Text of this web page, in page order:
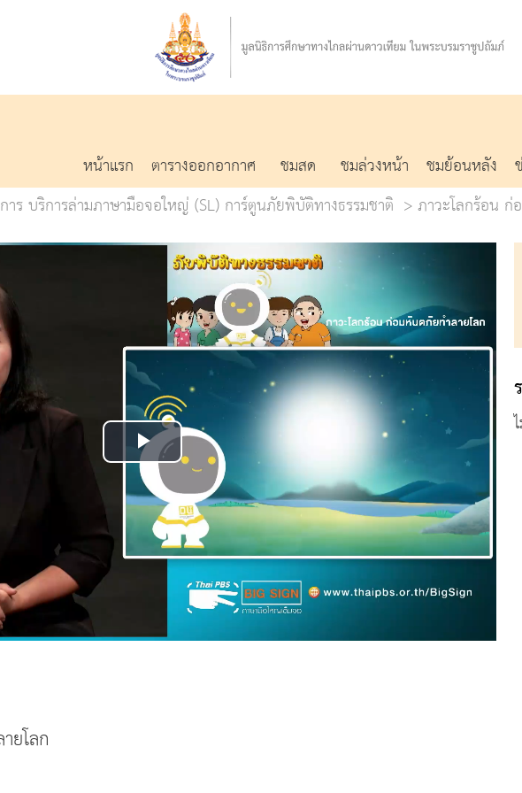
หน้าแรก ตารางออกอากาศ ชมสด ชมล่วงหน้า ชมย้อนหลัง
าร บริการล่ามภาษามือจอใหญ่ (SL) การ์ตูนภัยพิบัติทางธรรมชาติ ภาวะโลกร้อน
Play
Video
ยโลก